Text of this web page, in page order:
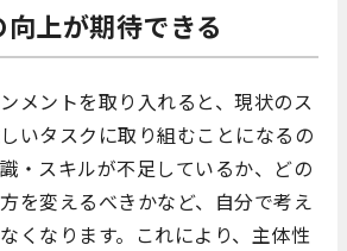
上が期待できる
メントを取り入れると、現状のス
いタスクに取り組むことになるの
・スキルが不足しているか、どの
を変えるべきかなど、自分で考え
くなります。これにより、主体性